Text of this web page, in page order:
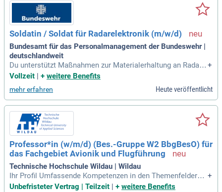
Soldatin / Soldat für Radarelektronik (m/w/d)
Bundesamt für das Personalmanagement der Bundeswehr |
deutschlandweit
Du unterstützt Maßnahmen zur Materialerhaltung an Radarg
eräten des Radarführungsdienstes und der militärischen Flu
chnischen Bedienung der Geräte und ihrer Zusatzgeräte.
+
Vollzeit | + weitere Benefits
mehr erfahren Heute veröffentlicht
Professor*in (w/m/d) (Bes.-Gruppe W2 BbgBesO) für
das Fachgebiet Avionik und Flugführung
Technische Hochschule Wildau | Wildau
Ihr Profil Umfassende Kompetenzen in den Themenfeldern S
ensorik, Flugzeugsysteme, Elektrotechnik, Flugsicherung, Fl
+
Unbefristeter Vertrag | Teilzeit
+ weitere Benefits